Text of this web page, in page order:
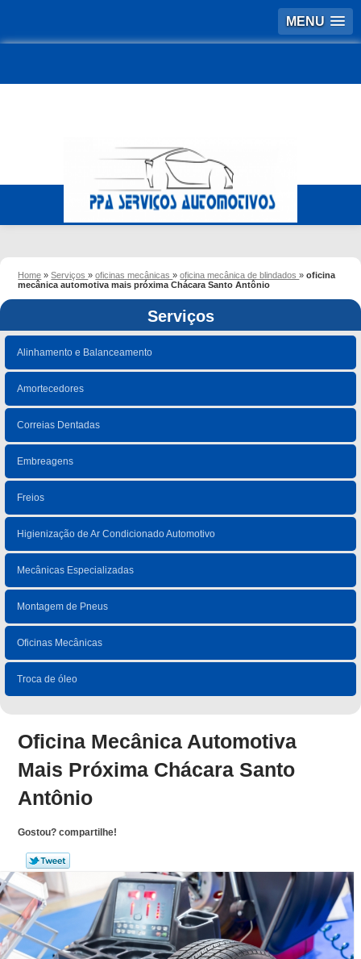
MENU
Home »Serviços»oficinas mecânicas»oficina mecânica de blindados»oficina
mecânica automotiva mais próxima Chácara Santo Antônio
Serviços
Alinhamento e Balanceamento
Amortecedores
Correias Dentadas
Embreagens
Freios
Higienização de Ar Condicionado Automotivo
Mecânicas Especializadas
Montagem de Pneus
Oficinas Mecânicas
Troca de óleo
Oficina Mecânica Automotiva
Mais Próxima Chácara Santo
Antônio
Gostou? compartilhe!